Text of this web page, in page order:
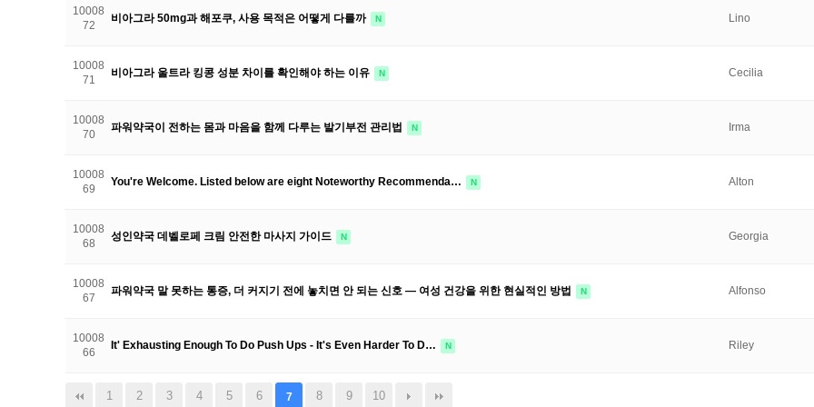
10008
72
비아그라 50mg과 해포쿠, 사용 목적은 어떻게 다를까 N Lino
10008
71
비아그라 울트라 킹콩 성분 차이를 확인해야 하는 이유 N Cecilia
10008
70
파워약국이 전하는 몸과 마음을 함께 다루는 발기부전 관리법 N Irma
10008
69
You're Welcome. Listed below are eight Noteworthy Recommenda… N Alton
10008
68
성인약국 데벨로페 크림 안전한 마사지 가이드 N Georgia
10008
67
파워약국 말 못하는 통증, 더 커지기 전에 놓치면 안 되는 신호 — 여성 건강을 위한 현실적인 방법 N Alfonso
10008
66
It' Exhausting Enough To Do Push Ups - It's Even Harder To D… N Riley
1 2 3 4 5 6 7 8 9 10